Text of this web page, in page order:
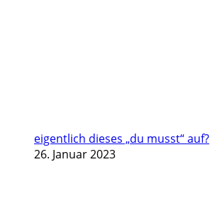
eigentlich dieses „du musst“ auf?
26. Januar 2023